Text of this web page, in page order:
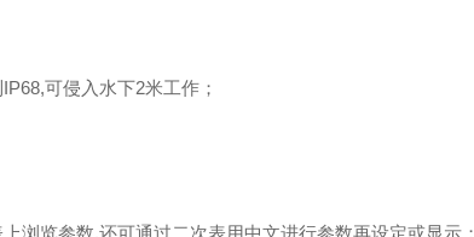
可侵入水下2米工作；
览参数,还可通过二次表用中文进行参数再设定或显示；